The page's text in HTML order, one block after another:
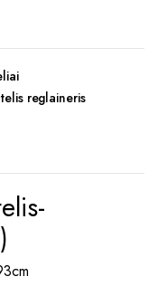
reglaineris